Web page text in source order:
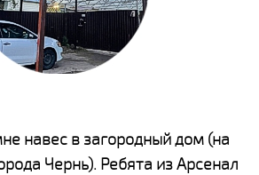
навес в загородный дом (на
Чернь). Ребята из Арсенал